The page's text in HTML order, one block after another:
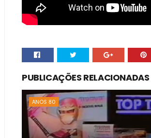
PUBLICAÇÕES RELACIONADAS
ANOS 80